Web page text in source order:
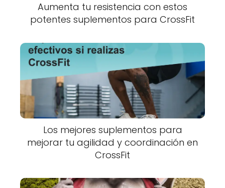
Aumenta tu resistencia con estos
potentes suplementos para CrossFit
Los mejores suplementos para
mejorar tu agilidad y coordinación en
CrossFit